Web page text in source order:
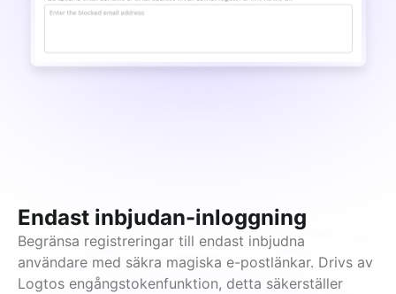
Endast inbjudan-inloggning
Begränsa registreringar till endast inbjudna
användare med säkra magiska e-postlänkar. Drivs av
Logtos engångstokenfunktion, detta säkerställer